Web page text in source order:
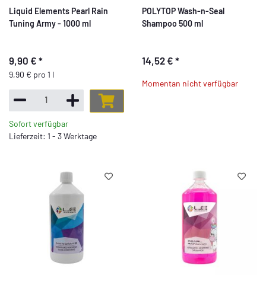
Liquid Elements Pearl Rain
Tuning Army - 1000 ml
9,90 € *
9,90 € pro 1 l
Sofort verfügbar
Lieferzeit: 1 - 3 Werktage
POLYTOP Wash-n-Seal
Shampoo 500 ml
14,52 € *
Momentan nicht verfügbar